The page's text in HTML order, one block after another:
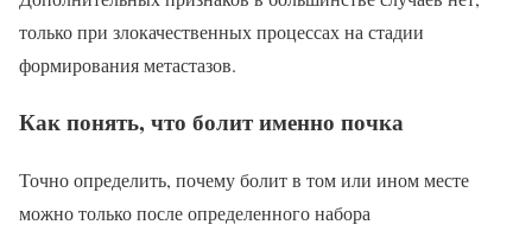
только при злокачественных процессах на стадии
формирования метастазов.
Как понять, что болит именно почка
Точно определить, почему болит в том или ином месте
можно только после определенного набора